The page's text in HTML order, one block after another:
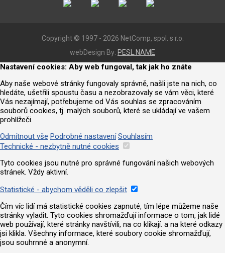
Copyright © 1997 - 2026 NetComp, spol. s r.o.
webDesign By: PESL.NAME
Nastavení cookies: Aby web fungoval, tak jak ho znáte
Aby naše webové stránky fungovaly správně, našli jste na nich, co
hledáte, ušetřili spoustu času a nezobrazovaly se vám věci, které
Vás nezajímají, potřebujeme od Vás souhlas se zpracováním
souborů cookies, tj. malých souborů, které se ukládají ve vašem
prohlížeči.
Odmítnout vše Podrobné nastavení Souhlasím
Technické - nezbytně nutné cookies
Tyto cookies jsou nutné pro správné fungování našich webových
stránek. Vždy aktivní.
Statistické - abychom věděli co zlepšit
Čím víc lidí má statistické cookies zapnuté, tím lépe můžeme naše
stránky vyladit. Tyto cookies shromažďují informace o tom, jak lidé
web používají, které stránky navštívili, na co klikají. a na které odkazy
jsi klikla. Všechny informace, které soubory cookie shromažďují,
jsou souhrnné a anonymní.